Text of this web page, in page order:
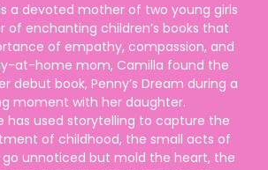
a devoted mother of two young girls
of enchanting children’s books that
of empathy, compassion, and
at-home mom, Camilla found the
debut book, Penny’s Dream during a
moment with her daughter.
has used storytelling to capture the
of childhood, the small acts of
unnoticed but mold the heart, the